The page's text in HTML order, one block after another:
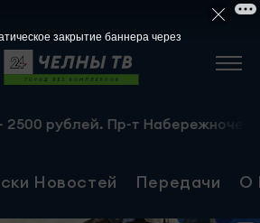
Пр-т
Новостей Передачи О
закрытие баннера через